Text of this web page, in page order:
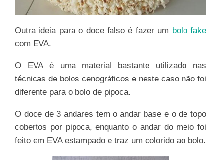
Outra ideia para o doce falso é fazer um bolo fake
com EVA.
O EVA é uma material bastante utilizado nas
técnicas de bolos cenográficos e neste caso não foi
diferente para o bolo de pipoca.
O doce de 3 andares tem o andar base e o de topo
cobertos por pipoca, enquanto o andar do meio foi
feito em EVA estampado e traz um colorido ao bolo.